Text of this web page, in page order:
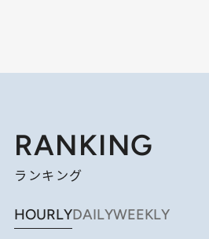
RANKING
ランキング
HOURLYDAILYWEEKLY